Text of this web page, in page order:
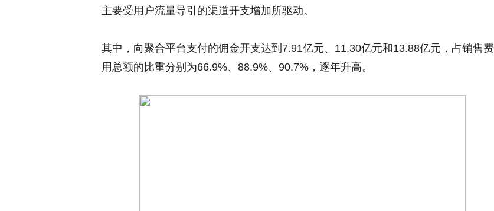
主要受用户流量导引的渠道开支增加所驱动。
其中，向聚合平台支付的佣金开支达到7.91亿元、11.30亿元和13.88亿元，占销售费
用总额的比重分别为66.9%、88.9%、90.7%，逐年升高。